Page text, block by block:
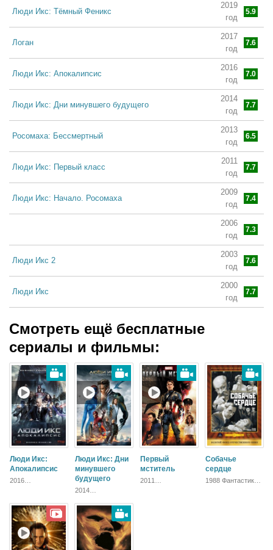
Люди Икс: Тёмный Феникс
2019
год
5.9
Логан
2017
год
7.6
Люди Икс: Апокалипсис
2016
год
7.0
Люди Икс: Дни минувшего будущего
2014
год
7.7
Росомаха: Бессмертный
2013
год
6.5
Люди Икс: Первый класс
2011
год
7.7
Люди Икс: Начало. Росомаха
2009
год
7.4
2006
год
7.3
Люди Икс 2
2003
год
7.6
Люди Икс
2000
год
7.7
Смотреть ещё бесплатные
сериалы и фильмы:
Люди Икс:
Апокалипсис
2016
Блокбастер,
Боевик,
Зарубежный
Люди Икс: Дни
минувшего
будущего
2014
Фантастика,
Боевик, Триллер,
Зарубежный
Первый
мститель
2011
Собачье
сердце
1988 Фантастика,